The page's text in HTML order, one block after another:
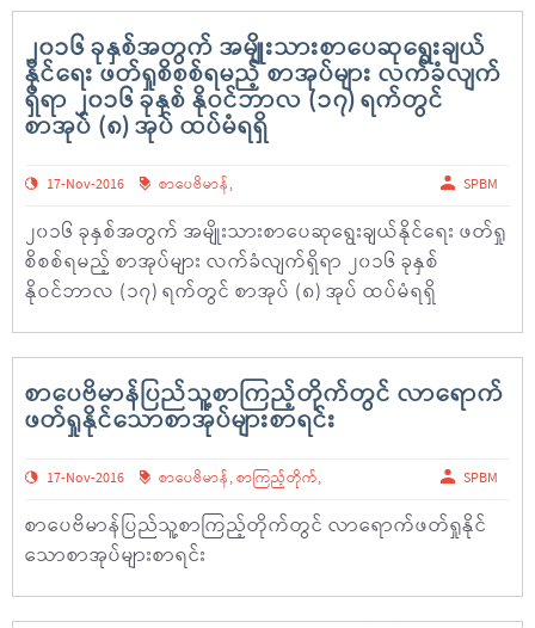
၂၀၁၆ ခုနှစ်အတွက် အမျိုးသားစာပေဆုရွေးချယ်
နိုင်ရေး ဖတ်ရှုစိစစ်ရမည့် စာအုပ်များ လက်ခံလျက်
ရှိရာ ၂၀၁၆ ခုနှစ် နိုဝင်ဘာလ (၁၇) ရက်တွင်
စာအုပ် (၈) အုပ် ထပ်မံရရှိ
17-Nov-2016 စာပေဗိမာန်, SPBM
၂၀၁၆ ခုနှစ်အတွက် အမျိုးသားစာပေဆုရွေးချယ်နိုင်ရေး ဖတ်ရှု
စိစစ်ရမည့် စာအုပ်များ လက်ခံလျက်ရှိရာ ၂၀၁၆ ခုနှစ်
နိုဝင်ဘာလ (၁၇) ရက်တွင် စာအုပ် (၈) အုပ် ထပ်မံရရှိ
စာပေဗိမာန်ပြည်သူ့စာကြည့်တိုက်တွင် လာရောက်
ဖတ်ရှုနိုင်သောစာအုပ်များစာရင်း
17-Nov-2016 စာပေဗိမာန်,စာကြည့်တိုက်, SPBM
စာပေဗိမာန်ပြည်သူ့စာကြည့်တိုက်တွင် လာရောက်ဖတ်ရှုနိုင်
သောစာအုပ်များစာရင်း